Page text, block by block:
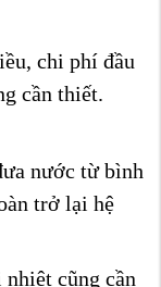
chi phí đầu
cần thiết.
nước từ bình
trở lại hệ
cũng cần